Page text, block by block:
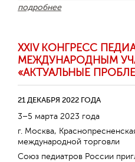
подробнее
XXIV КОНГРЕСС
МЕЖДУНАРОДНЫМ
«АКТУАЛЬНЫЕ
21 ДЕКАБРЯ 2022 ГОДА
3–5 марта 2023 года
г. Москва,
международной торговли
Союз педиатров России